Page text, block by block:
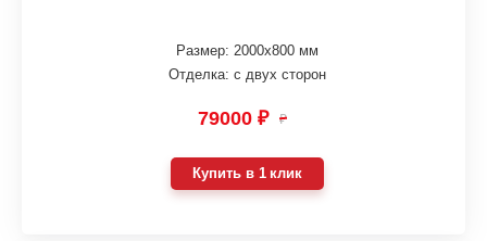
Размер: 2000х800 мм
Отделка: с двух сторон
79000 ₽ ₽
Купить в 1 клик